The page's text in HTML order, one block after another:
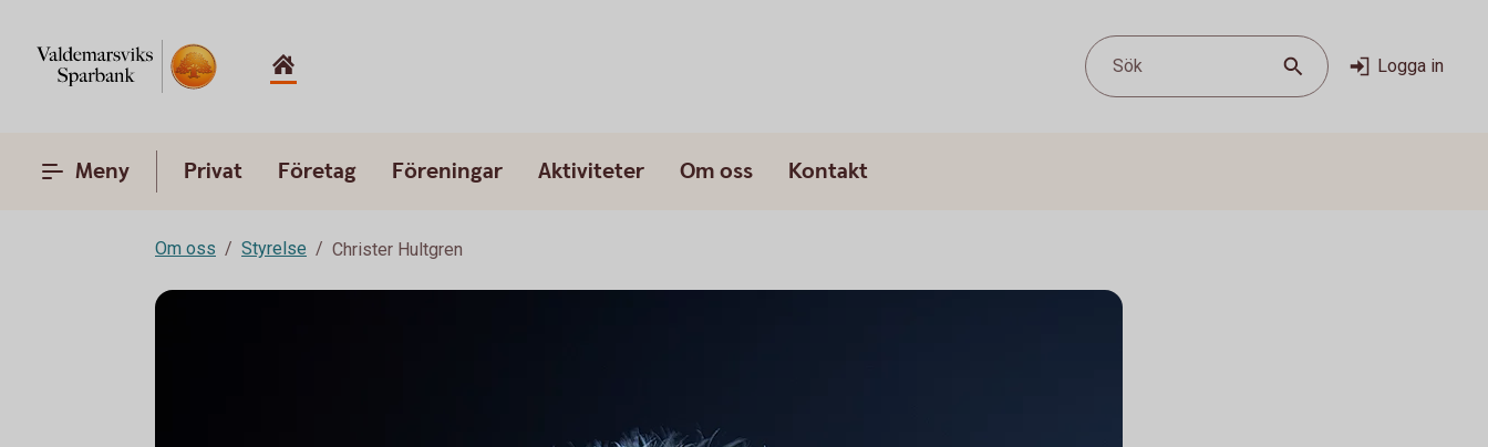
Sök Logga in
Meny Privat Företag Föreningar Aktiviteter Om oss Kontakt
Om oss Styrelse Christer Hultgren